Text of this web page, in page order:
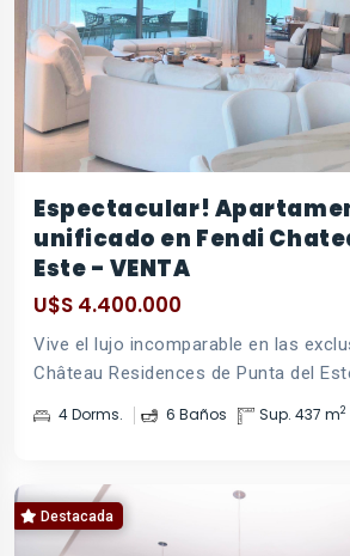
Espectacular!
unificado en Fendi
Este - VENTA
U$S 4.400.000
Vive el lujo incomparable en las
Château Residences de Punta del
4 Dorms. 6 Baños Sup. 437 m2
Destacada